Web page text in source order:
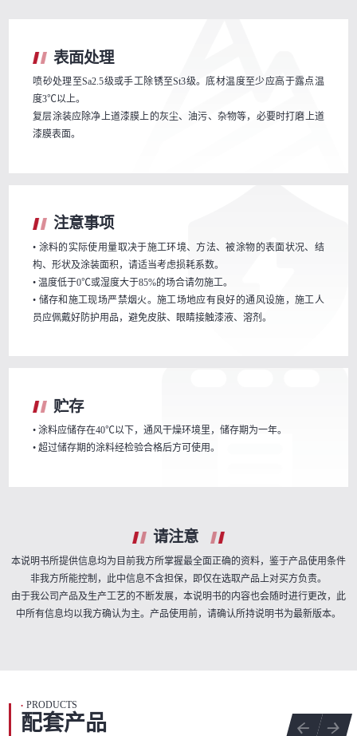
表面处理
喷砂处理至Sa2.5级或手工除锈至St3级。底材温度至少应高于露点温
度3℃以上。
复层涂装应除净上道漆膜上的灰尘、油污、杂物等，必要时打磨上道
漆膜表面。
注意事项
• 涂料的实际使用量取决于施工环境、方法、被涂物的表面状况、结
构、形状及涂装面积，请适当考虑损耗系数。
• 温度低于0℃或湿度大于85%的场合请勿施工。
• 储存和施工现场严禁烟火。施工场地应有良好的通风设施，施工人
员应佩戴好防护用品，避免皮肤、眼睛接触漆液、溶剂。
贮存
• 涂料应储存在40℃以下，通风干燥环境里，储存期为一年。
• 超过储存期的涂料经检验合格后方可使用。
请注意
本说明书所提供信息均为目前我方所掌握最全面正确的资料，鉴于产品使用条件
非我方所能控制，此中信息不含担保，即仅在选取产品上对买方负责。
由于我公司产品及生产工艺的不断发展，本说明书的内容也会随时进行更改，此
中所有信息均以我方确认为主。产品使用前，请确认所持说明书为最新版本。
• PRODUCTS
配套产品